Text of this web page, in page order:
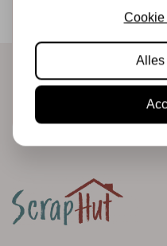
direct in je mailbox!
Alles